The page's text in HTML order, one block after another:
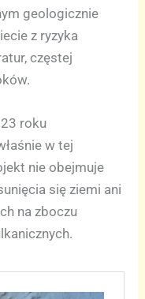
geologicznie
z ryzyka
częstej
roku
w tej
nie obejmuje
się ziemi ani
na zboczu